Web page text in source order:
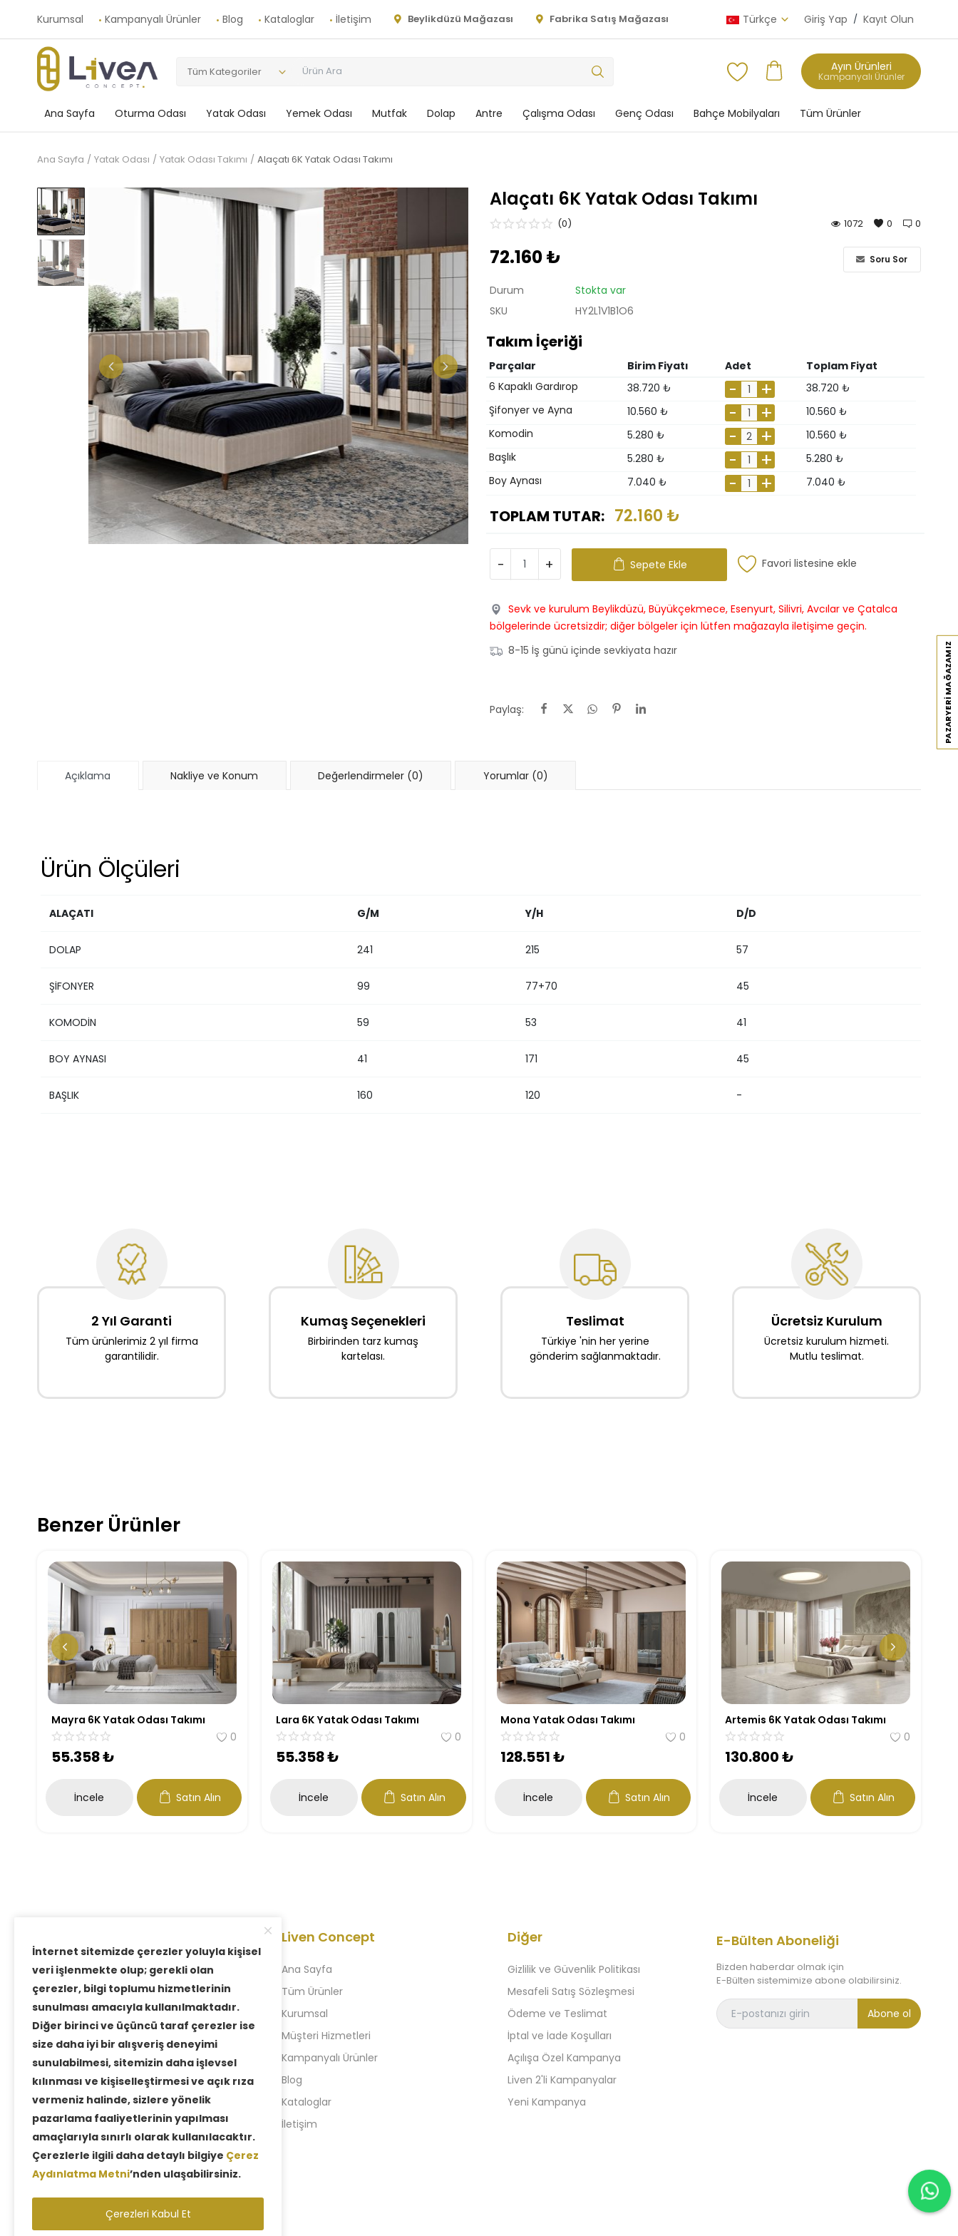
PAZARYERI MAĞAZAMIZ
Kurumsal Kampanyalı Ürünler Blog Kataloglar İletişim Beylikdüzü Mağazası Fabrika Satış Mağazası Türkçe Giriş Yap / Kayıt Olun
Tüm Kategoriler Ayın Ürünleri
Kampanyalı Ürünler
Ana Sayfa Oturma Odası Yatak Odası Yemek Odası Mutfak Dolap Antre Çalışma Odası Genç Odası Bahçe Mobilyaları Tüm Ürünler
Ana Sayfa Yatak Odası Yatak Odası Takımı Alaçatı 6K Yatak Odası Takımı
Alaçatı 6K Yatak Odası Takımı
0
(0) 0
1072
72.160 ₺ Soru Sor
Durum
Stokta var
SKU
HY2L1V1B1O6
Takım İçeriği
Parçalar Birim Fiyatı Adet
Toplam Fiyat
6 Kapaklı Gardırop
38.720 ₺
38.720 ₺
Şifonyer ve Ayna
10.560 ₺
10.560 ₺
Komodin
5.280 ₺
10.560 ₺
Başlık
5.280 ₺
5.280 ₺
Boy Aynası
7.040 ₺ 7.040 ₺
TOPLAM TUTAR: 72.160 ₺
- + Sepete Ekle Favori listesine ekle
Sevk ve kurulum Beylikdüzü, Büyükçekmece, Esenyurt, Silivri, Avcılar ve Çatalca
bölgelerinde ücretsizdir; diğer bölgeler için lütfen mağazayla iletişime geçin.
8-15 İş günü içinde sevkiyata hazır
Paylaş:
Açıklama Nakliye ve Konum Değerlendirmeler (0) Yorumlar (0)
Ürün Ölçüleri
ALAÇATI G/M Y/H D/D
DOLAP 241 215 57
ŞİFONYER 99 77+70 45
KOMODİN 59 53 41
BOY AYNASI 41 171 45
BAŞLIK 160 120 -
2 Yıl Garanti
Tüm ürünlerimiz 2 yıl firma
garantilidir.
Kumaş Seçenekleri
Birbirinden tarz kumaş
kartelası.
Teslimat
Türkiye 'nin her yerine
gönderim sağlanmaktadır.
Ücretsiz Kurulum
Ücretsiz kurulum hizmeti.
Mutlu teslimat.
Benzer Ürünler
Mayra 6K Yatak Odası Takımı
0
55.358₺
İncele Satın Alın
Lara 6K Yatak Odası Takımı
0
55.358₺
İncele Satın Alın
Mona Yatak Odası Takımı
0
128.551₺
İncele Satın Alın
Artemis 6K Yatak Odası Takımı
0
130.800₺
İncele Satın Alın
1996 yılında kurulan firmamız, dürüst,
kaliteli ve ‘Müşteri Memnuniyetini ilke
edinmesiyle bugün deneyimli hale
gelmiştir.
+90 212 880 77 24
+90 543 957 35 58
Liven Concept
Ana Sayfa
Tüm Ürünler
Kurumsal
Müşteri Hizmetleri
Kampanyalı Ürünler
Blog
Kataloglar
İletişim
Diğer
Gizlilik ve Güvenlik Politikası
Mesafeli Satış Sözleşmesi
Ödeme ve Teslimat
İptal ve İade Koşulları
Açılışa Özel Kampanya
Liven 2'li Kampanyalar
Yeni Kampanya
E-Bülten Aboneliği
Bizden haberdar olmak için
E-Bülten sistemimize abone olabilirsiniz.
Abone ol
İnternet sitemizde çerezler yoluyla kişisel
veri işlenmekte olup; gerekli olan
çerezler, bilgi toplumu hizmetlerinin
sunulması amacıyla kullanılmaktadır.
Diğer birinci ve üçüncü taraf çerezler ise
size daha iyi bir alışveriş deneyimi
sunulabilmesi, sitemizin daha işlevsel
kılınması ve kişiselleştirmesi ve açık rıza
vermeniz halinde, sizlere yönelik
pazarlama faaliyetlerinin yapılması
amaçlarıyla sınırlı olarak kullanılacaktır.
Çerezlerle ilgili daha detaylı bilgiye Çerez
Aydınlatma Metni’nden ulaşabilirsiniz.
Çerezleri Kabul Et